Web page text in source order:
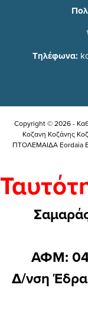
Τηλέφωνα:
Copyright © 2026 -
Κοζανη Κοζάνης
ΠΤΟΛΕΜΑΙΔΑ Eordaia
ΑΦΜ:
Δ/νση